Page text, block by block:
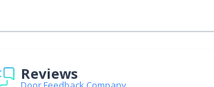
Reviews